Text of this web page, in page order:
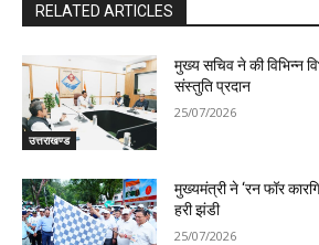
RELATED ARTICLES
उत्तराखण्ड
मुख्य सचिव ने की विभिन्न
संस्तुति प्रदान
25/07/2026
मुख्यमंत्री ने ‘रन फॉर
हरी झंडी
25/07/2026